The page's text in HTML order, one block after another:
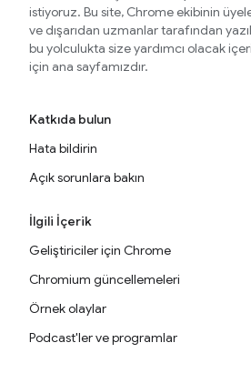
istiyoruz. Bu site, Chrome ekibinin
ve dışarıdan uzmanlar tarafından
bu yolculukta size yardımcı olacak
için ana sayfamızdır.
Katkıda bulun
Hata bildirin
Açık sorunlara bakın
İlgili İçerik
Geliştiriciler için Chrome
Chromium güncellemeleri
Örnek olaylar
Podcast'ler ve programlar